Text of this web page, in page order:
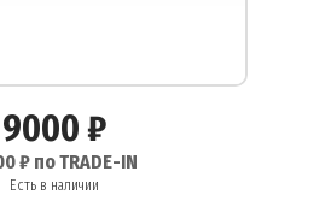
₽ по TRADE-IN
9000 ₽
Есть в наличии